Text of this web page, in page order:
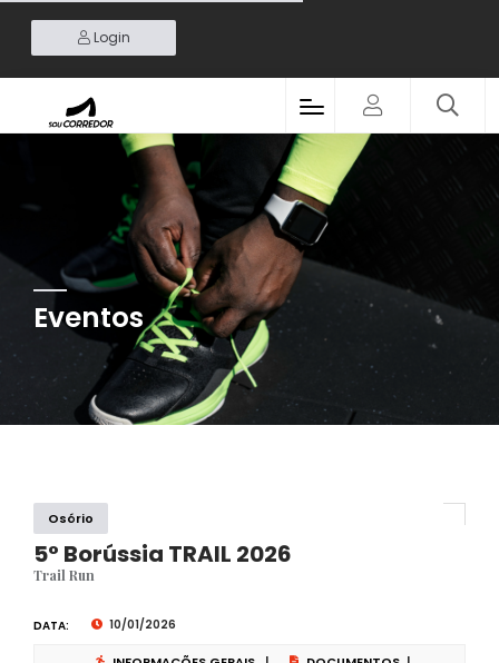
Login
Eventos
Osório
5° Borússia TRAIL 2026
Trail Run
DATA: 10/01/2026